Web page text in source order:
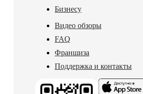
Бизнесу
Видео обзоры
FAQ
Франшиза
Поддержка и контакты